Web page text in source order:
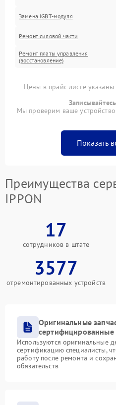
Замена IGBT-модуля
Ремонт силовой части
Ремонт платы управления
(восстановление)
Цены в прайс-листе
Мы проверим ваше
Показать
Преимущества
IPPON
17
сотрудников в штате
3577
отремонтированных устройств
Оригинальные
сертифицированные
Используются оригинальные
сертификацию специалисты,
работу после ремонта и
обязательств